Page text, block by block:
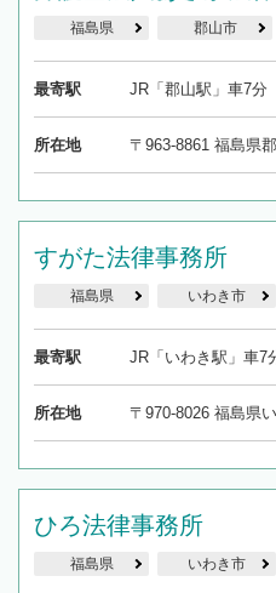
福島県 郡山市
最寄駅 JR「郡山駅」車7分
所在地 〒963-8861 福島県
すがた法律事務所
福島県 いわき市
最寄駅 JR「いわき駅」車7
所在地 〒970-8026 福島県
ひろ法律事務所
福島県 いわき市